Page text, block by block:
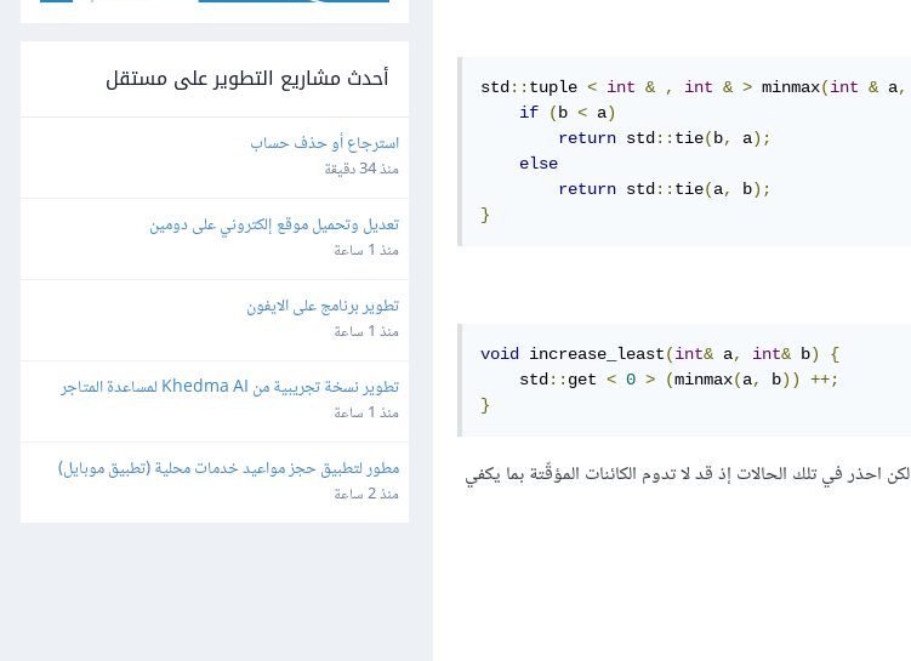
std:: tuple < int & , int & > minmax(int & a,
if
(b < a)
return std:: tie(b, a);
else
return std:: tie(a, b);
}
void increase_least(int& a, int& b)
{
    std
:: get < 0 > (minmax(a, b))
++;
}
لكن احذر في تلك الحالات إذ قد لا تدوم الكائنات المؤقّتة بما يكفي
أحدث مشاريع التطوير على مستقل
استرجاع أو حذف حساب
منذ 34 دقيقة
تعديل وتحميل موقع إلكتروني على دومين
منذ 1 ساعة
تطوير برنامج على الايفون
منذ 1 ساعة
تطوير نسخة تجريبية من Khedma AI لمساعدة المتاجر
منذ 1 ساعة
مطور لتطبيق حجز مواعيد خدمات محلية (تطبيق موبايل)
منذ 2 ساعة